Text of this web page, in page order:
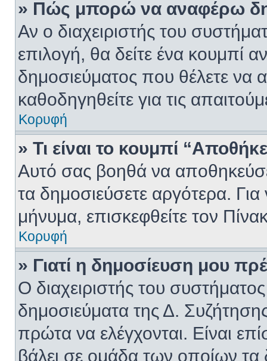
» Πώς μπορώ να αναφέρω
Αν ο διαχειριστής του
επιλογή, θα δείτε ένα κουμπί
δημοσιεύματος που θέλετε να
καθοδηγηθείτε για τις
Κορυφή
» Τι είναι το κουμπί
Αυτό σας βοηθά να
τα δημοσιεύσετε αργότερα.
μήνυμα, επισκεφθείτε τον
Κορυφή
» Γιατί η δημοσίευση μου
Ο διαχειριστής του
δημοσιεύματα της Δ.
πρώτα να ελέγχονται. Είναι
βάλει σε ομάδα των οποίων τα